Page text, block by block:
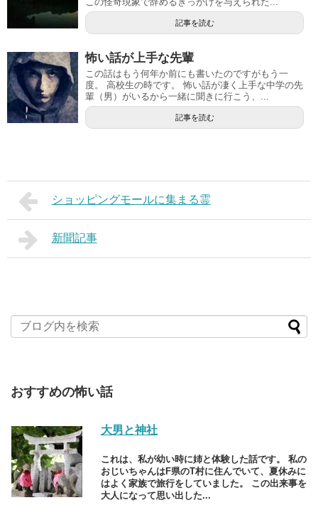
記事を読む
怖い話が上手な先輩
この話はもう何年か前にも書いたのですがもう一
度。 高校生の時です。 怖い話が凄く上手な中学の先
輩（男）がいるから一緒に聞きに行こう、...
記事を読む
ショッピングモールに集まる霊
新聞記事
おすすめの怖い話
大男と神社
これは、私が幼い時に姉と体験した話です。 私の
おじいちゃんはF県のT村に住んでいて、夏休みに
はよく家族で旅行をしていました。 この出来事を
大人になって思い出した...